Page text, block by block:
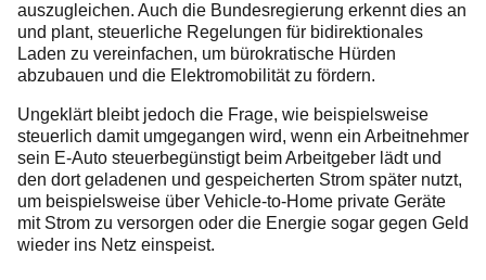
auszugleichen. Auch die Bundesregierung erkennt dies an
und plant, steuerliche Regelungen für bidirektionales
Laden zu vereinfachen, um bürokratische Hürden
abzubauen und die Elektromobilität zu fördern.
Ungeklärt bleibt jedoch die Frage, wie beispielsweise
steuerlich damit umgegangen wird, wenn ein Arbeitnehmer
sein E-Auto steuerbegünstigt beim Arbeitgeber lädt und
den dort geladenen und gespeicherten Strom später nutzt,
um beispielsweise über Vehicle-to-Home private Geräte
mit Strom zu versorgen oder die Energie sogar gegen Geld
wieder ins Netz einspeist.